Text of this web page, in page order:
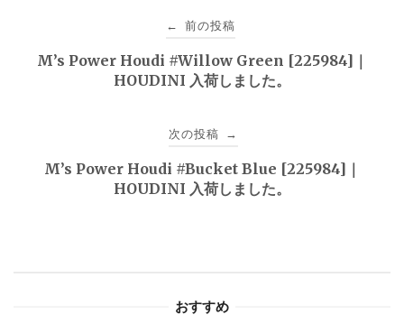
← 前の投稿
M’s Power Houdi #Willow Green [225984]｜
HOUDINI 入荷しました。
次の投稿 →
M’s Power Houdi #Bucket Blue [225984]｜
HOUDINI 入荷しました。
おすすめ